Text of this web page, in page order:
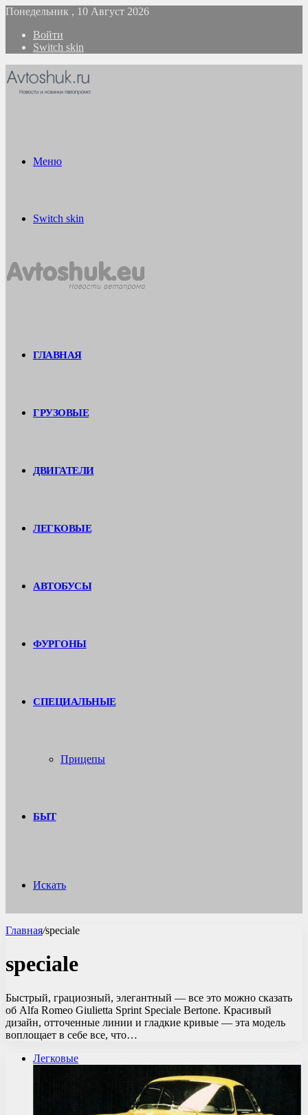
Понедельник , 10 Август 2026
Войти
Switch skin
Меню
Switch skin
ГЛАВНАЯ
ГРУЗОВЫЕ
ДВИГАТЕЛИ
ЛЕГКОВЫЕ
АВТОБУСЫ
ФУРГОНЫ
СПЕЦИАЛЬНЫЕ
Прицепы
БЫТ
Искать
Главная/speciale
speciale
Быстрый, грациозный, элегантный — все это можно сказать
об Alfa Romeo Giulietta Sprint Speciale Bertone. Красивый
дизайн, отточенные линии и гладкие кривые — эта модель
воплощает в себе все, что…
Легковые